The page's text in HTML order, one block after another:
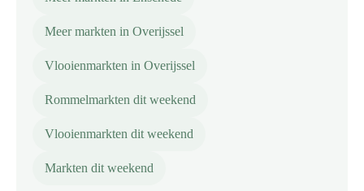
Meer markten in Overijssel
Vlooienmarkten in Overijssel
Rommelmarkten dit weekend
Vlooienmarkten dit weekend
Markten dit weekend